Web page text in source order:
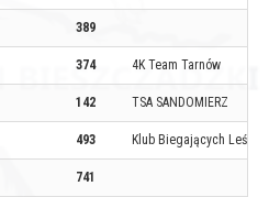
389
374 4K Team Tarnów
142 TSA SANDOMIERZ
493 Klub Biegających
741